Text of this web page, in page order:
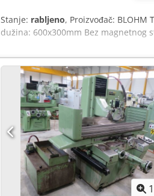
Stanje: rabljeno, Proizvođač:
dužina: 600x300mm Bez magnetnog
1